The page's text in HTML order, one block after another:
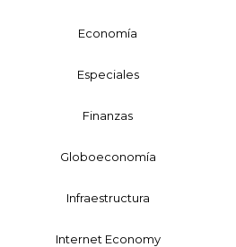
Economía
Especiales
Finanzas
Globoeconomía
Infraestructura
Internet Economy